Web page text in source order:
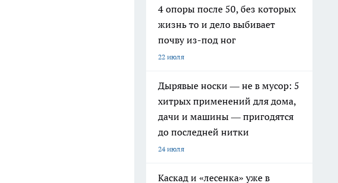
4 опоры после 50, без которых
жизнь то и дело выбивает
почву из-под ног
22 июля
Дырявые носки — не в мусор: 5
хитрых применений для дома,
дачи и машины — пригодятся
до последней нитки
24 июля
Каскад и «лесенка» уже в